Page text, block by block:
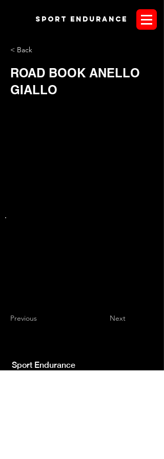
Sport endurANCE
< Back
ROAD BOOK ANELLO
GIALLO
Previous Next
Sport Endurance